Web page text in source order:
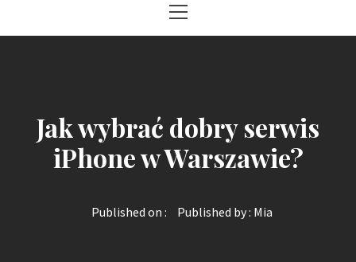
Menu
Jak wybrać dobry serwis
iPhone w Warszawie?
Published on : Published by : Mia